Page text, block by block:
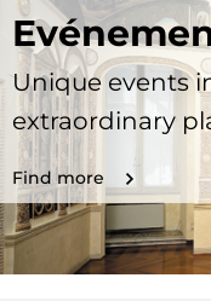
Unique events
extraordinary
Find more